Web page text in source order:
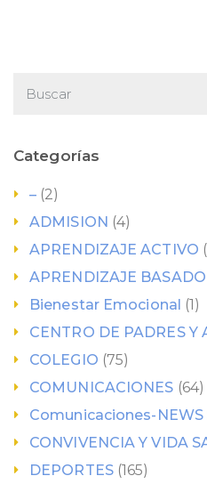
Categorías
– (2)
ADMISION (4)
APRENDIZAJE ACTIVO
APRENDIZAJE
Bienestar Emocional (1)
CENTRO DE PADRES Y
COLEGIO (75)
COMUNICACIONES (64)
Comunicaciones-NEWS
CONVIVENCIA Y VIDA
DEPORTES(165)